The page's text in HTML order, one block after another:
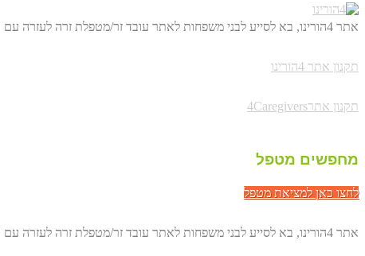
אתר 4הורינו, בא לסייע לבני משפחות לאתר עובד זר/מטפלת זרה לעזרה עם הורים מבוגרים. באופן ישיר, דרך הרשת ולחסוך לכם מאות שקלים.
תקנון אתר 4הורינו
תקנון אתר4Caregivers
מחפשים מטפל
לחצו כאן למציאת מטפל
אתר 4הורינו, בא לסייע לבני משפחות לאתר עובד זר/מטפלת זרה לעזרה עם הורים מבוגרים. באופן ישיר, דרך הרשת ולחסוך לכם מאות שקלים.